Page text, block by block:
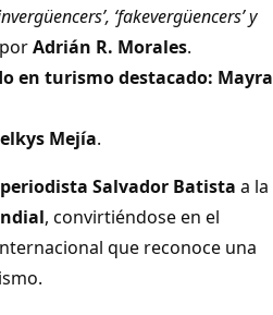
‘fakevergüencers’ y
Adrián R. Morales.
en turismo destacado: Mayra
Mejía.
Salvador Batista a la
, convirtiéndose en el
que reconoce una